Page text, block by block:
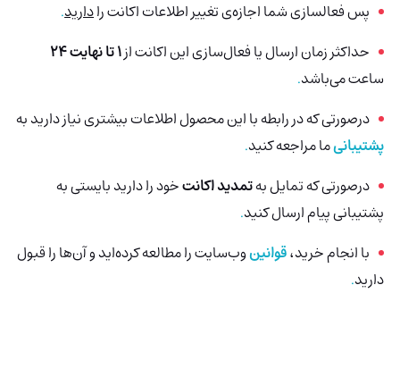
پس فعالسازی شما اجازه‌ی تغییر اطلاعات اکانت رادارید.
حداکثر زمان ارسال یا فعال‌سازی این اکانت از1 تا نهایت 24
ساعت می‌باشد.
درصورتی‌ که در رابطه با این محصول اطلاعات بیشتری نیاز دارید به
پشتیبانیما مراجعه کنید.
درصورتی که تمایل بهتمدید اکانتخود را دارید بایستی به
پشتیبانی پیام ارسال کنید.
با انجام خرید،قوانینوب‌سایت را مطالعه کرده‌اید و آن‌ها را قبول
دارید.